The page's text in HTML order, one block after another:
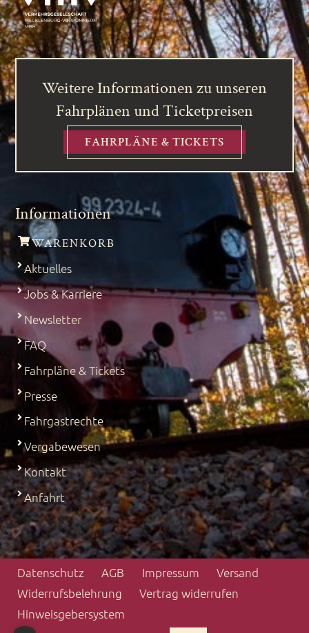
Weitere Informationen zu unseren
Fahrplänen und Ticketpreisen
FAHRPLÄNE & TICKETS
Informationen
WARENKORB
Aktuelles
Jobs & Karriere
Newsletter
FAQ
Fahrpläne & Tickets
Presse
Fahrgastrechte
Vergabewesen
Kontakt
Anfahrt
Datenschutz AGB Impressum
Versand
Widerrufs­belehrung
Vertrag widerrufen
Hinweisgebersystem